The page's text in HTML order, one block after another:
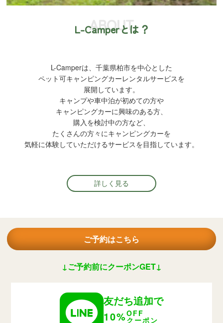
L-Camperとは？
ABOUT
L-Camperは、千葉県柏市を中心とした
ペット可キャンピングカーレンタルサービスを
展開しています。
キャンプや車中泊が初めての方や
キャンピングカーに興味のある方、
購入を検討中の方など、
たくさんの方々にキャンピングカーを
気軽に体験していただけるサービスを目指しています。
詳しく見る
ご予約はこちら
↓ご予約前にクーポンGET↓
友だち追加で
10%OFF
クーポン